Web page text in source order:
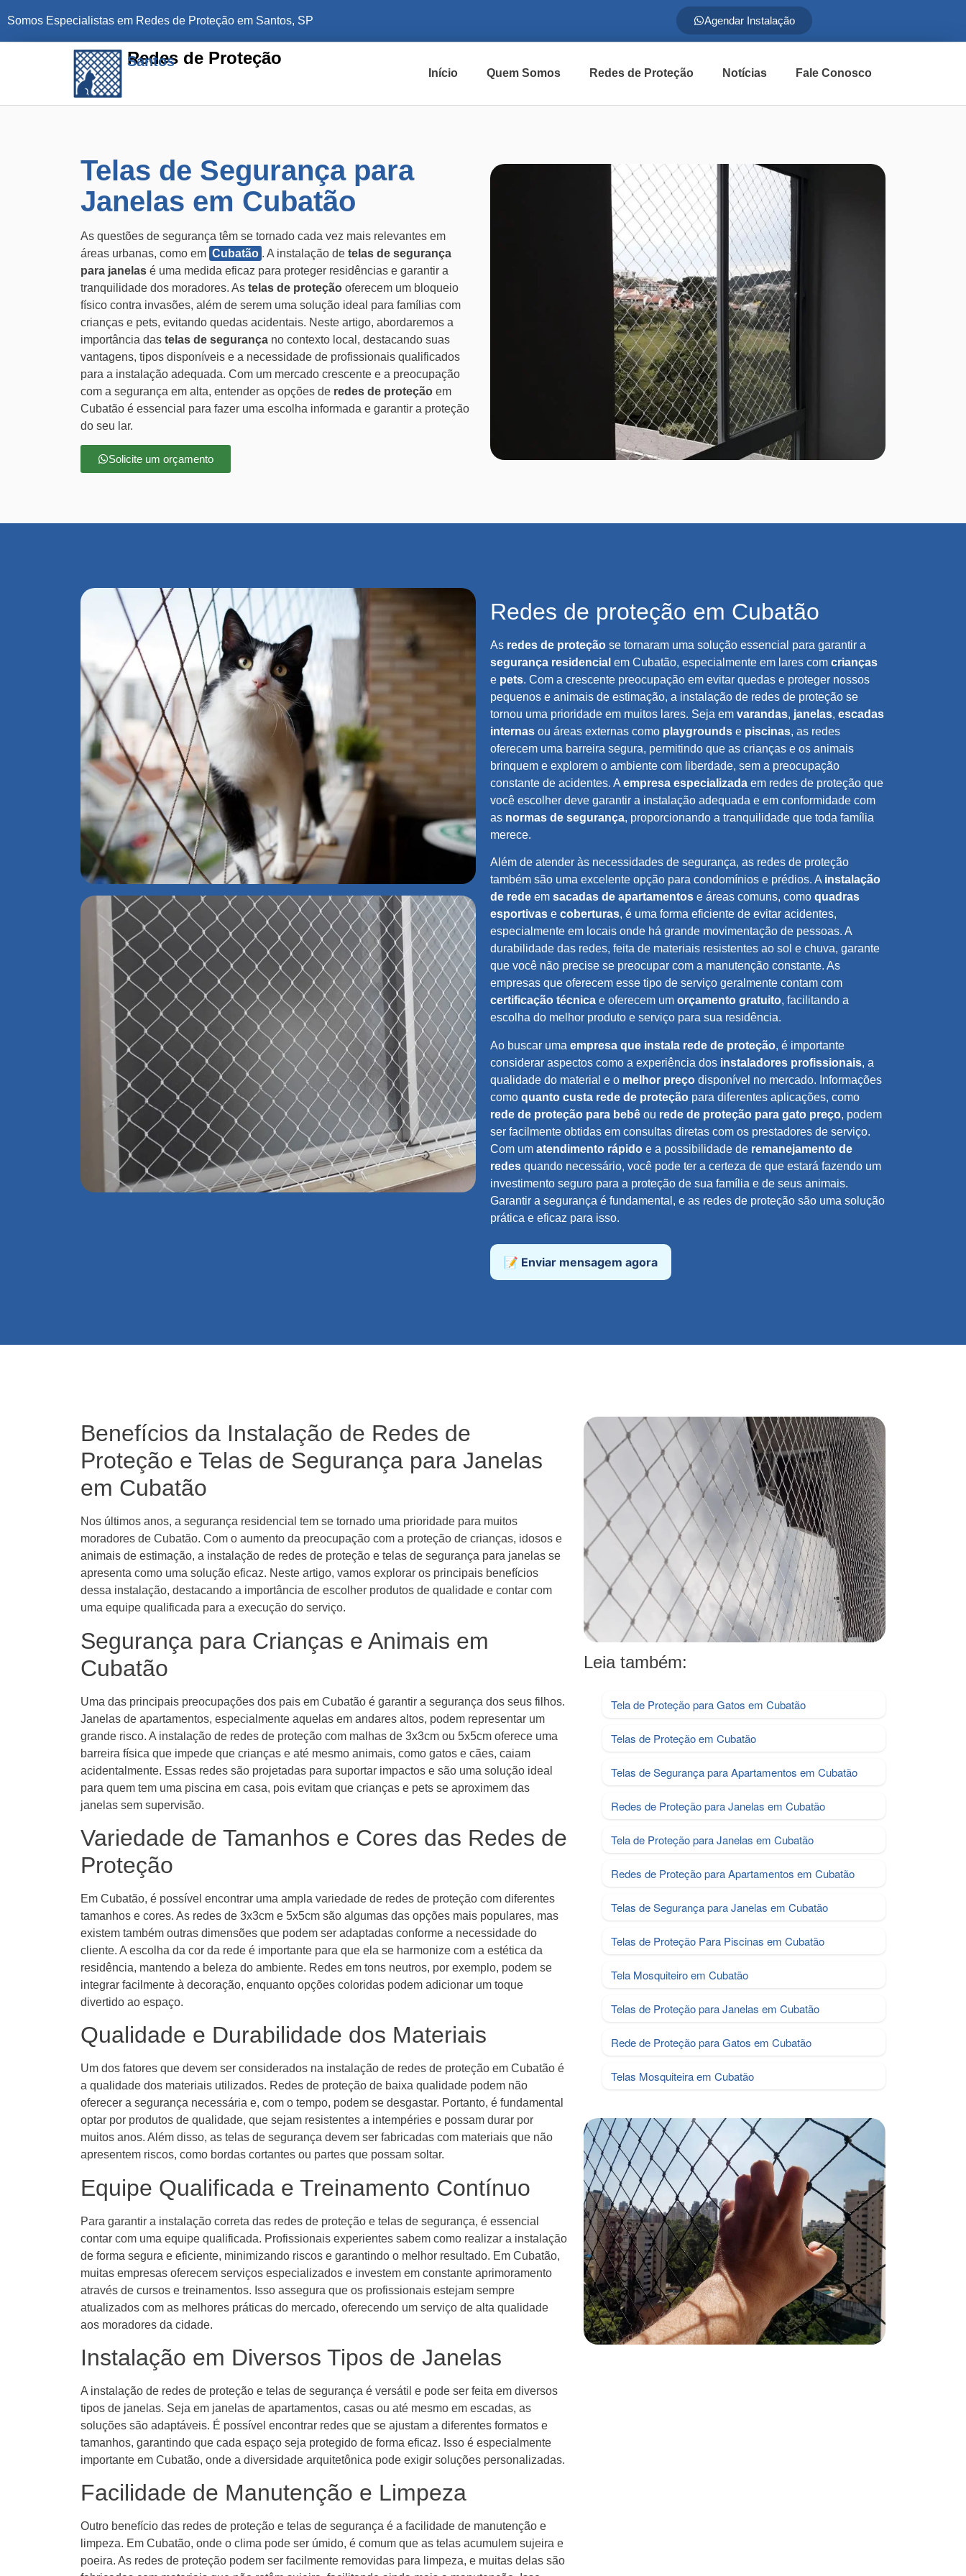
Somos Especialistas em Redes de Proteção em Santos, SP Agendar Instalação
Redes de Proteção
Santos
Início Quem Somos Redes de Proteção Notícias Fale Conosco
Telas de Segurança para
Janelas em Cubatão
As questões de segurança têm se tornado cada vez mais relevantes em
áreas urbanas, como em Cubatão . A instalação de telas de segurança
para janelas é uma medida eficaz para proteger residências e garantir a
tranquilidade dos moradores. As telas de proteção oferecem um bloqueio
físico contra invasões, além de serem uma solução ideal para famílias com
crianças e pets, evitando quedas acidentais. Neste artigo, abordaremos a
importância das telas de segurança no contexto local, destacando suas
vantagens, tipos disponíveis e a necessidade de profissionais qualificados
para a instalação adequada. Com um mercado crescente e a preocupação
com a segurança em alta, entender as opções de redes de proteção em
Cubatão é essencial para fazer uma escolha informada e garantir a proteção
do seu lar.
Solicite um orçamento
Redes de proteção em Cubatão
As redes de proteção se tornaram uma solução essencial para garantir a
segurança residencial em Cubatão, especialmente em lares com crianças
e pets. Com a crescente preocupação em evitar quedas e proteger nossos
pequenos e animais de estimação, a instalação de redes de proteção se
tornou uma prioridade em muitos lares. Seja em varandas, janelas, escadas
internas ou áreas externas como playgrounds e piscinas, as redes
oferecem uma barreira segura, permitindo que as crianças e os animais
brinquem e explorem o ambiente com liberdade, sem a preocupação
constante de acidentes. A empresa especializada em redes de proteção que
você escolher deve garantir a instalação adequada e em conformidade com
as normas de segurança, proporcionando a tranquilidade que toda família
merece.
Além de atender às necessidades de segurança, as redes de proteção
também são uma excelente opção para condomínios e prédios. A instalação
de rede em sacadas de apartamentos e áreas comuns, como quadras
esportivas e coberturas, é uma forma eficiente de evitar acidentes,
especialmente em locais onde há grande movimentação de pessoas. A
durabilidade das redes, feita de materiais resistentes ao sol e chuva, garante
que você não precise se preocupar com a manutenção constante. As
empresas que oferecem esse tipo de serviço geralmente contam com
certificação técnica e oferecem um orçamento gratuito, facilitando a
escolha do melhor produto e serviço para sua residência.
Ao buscar uma empresa que instala rede de proteção, é importante
considerar aspectos como a experiência dos instaladores profissionais, a
qualidade do material e o melhor preço disponível no mercado. Informações
como quanto custa rede de proteção para diferentes aplicações, como
rede de proteção para bebê ou rede de proteção para gato preço, podem
ser facilmente obtidas em consultas diretas com os prestadores de serviço.
Com um atendimento rápido e a possibilidade de remanejamento de
redes quando necessário, você pode ter a certeza de que estará fazendo um
investimento seguro para a proteção de sua família e de seus animais.
Garantir a segurança é fundamental, e as redes de proteção são uma solução
prática e eficaz para isso.
📝 Enviar mensagem agora
Benefícios da Instalação de Redes de
Proteção e Telas de Segurança para Janelas
em Cubatão
Nos últimos anos, a segurança residencial tem se tornado uma prioridade para muitos
moradores de Cubatão. Com o aumento da preocupação com a proteção de crianças, idosos e
animais de estimação, a instalação de redes de proteção e telas de segurança para janelas se
apresenta como uma solução eficaz. Neste artigo, vamos explorar os principais benefícios
dessa instalação, destacando a importância de escolher produtos de qualidade e contar com
uma equipe qualificada para a execução do serviço.
Segurança para Crianças e Animais em
Cubatão
Uma das principais preocupações dos pais em Cubatão é garantir a segurança dos seus filhos.
Janelas de apartamentos, especialmente aquelas em andares altos, podem representar um
grande risco. A instalação de redes de proteção com malhas de 3x3cm ou 5x5cm oferece uma
barreira física que impede que crianças e até mesmo animais, como gatos e cães, caiam
acidentalmente. Essas redes são projetadas para suportar impactos e são uma solução ideal
para quem tem uma piscina em casa, pois evitam que crianças e pets se aproximem das
janelas sem supervisão.
Variedade de Tamanhos e Cores das Redes de
Proteção
Em Cubatão, é possível encontrar uma ampla variedade de redes de proteção com diferentes
tamanhos e cores. As redes de 3x3cm e 5x5cm são algumas das opções mais populares, mas
existem também outras dimensões que podem ser adaptadas conforme a necessidade do
cliente. A escolha da cor da rede é importante para que ela se harmonize com a estética da
residência, mantendo a beleza do ambiente. Redes em tons neutros, por exemplo, podem se
integrar facilmente à decoração, enquanto opções coloridas podem adicionar um toque
divertido ao espaço.
Qualidade e Durabilidade dos Materiais
Um dos fatores que devem ser considerados na instalação de redes de proteção em Cubatão é
a qualidade dos materiais utilizados. Redes de proteção de baixa qualidade podem não
oferecer a segurança necessária e, com o tempo, podem se desgastar. Portanto, é fundamental
optar por produtos de qualidade, que sejam resistentes a intempéries e possam durar por
muitos anos. Além disso, as telas de segurança devem ser fabricadas com materiais que não
apresentem riscos, como bordas cortantes ou partes que possam soltar.
Equipe Qualificada e Treinamento Contínuo
Para garantir a instalação correta das redes de proteção e telas de segurança, é essencial
contar com uma equipe qualificada. Profissionais experientes sabem como realizar a instalação
de forma segura e eficiente, minimizando riscos e garantindo o melhor resultado. Em Cubatão,
muitas empresas oferecem serviços especializados e investem em constante aprimoramento
através de cursos e treinamentos. Isso assegura que os profissionais estejam sempre
atualizados com as melhores práticas do mercado, oferecendo um serviço de alta qualidade
aos moradores da cidade.
Instalação em Diversos Tipos de Janelas
A instalação de redes de proteção e telas de segurança é versátil e pode ser feita em diversos
tipos de janelas. Seja em janelas de apartamentos, casas ou até mesmo em escadas, as
soluções são adaptáveis. É possível encontrar redes que se ajustam a diferentes formatos e
tamanhos, garantindo que cada espaço seja protegido de forma eficaz. Isso é especialmente
importante em Cubatão, onde a diversidade arquitetônica pode exigir soluções personalizadas.
Facilidade de Manutenção e Limpeza
Outro benefício das redes de proteção e telas de segurança é a facilidade de manutenção e
limpeza. Em Cubatão, onde o clima pode ser úmido, é comum que as telas acumulem sujeira e
poeira. As redes de proteção podem ser facilmente removidas para limpeza, e muitas delas são
Leia também:
Tela de Proteção para Gatos em Cubatão
Telas de Proteção em Cubatão
Telas de Segurança para Apartamentos em Cubatão
Redes de Proteção para Janelas em Cubatão
Tela de Proteção para Janelas em Cubatão
Redes de Proteção para Apartamentos em Cubatão
Telas de Segurança para Janelas em Cubatão
Telas de Proteção Para Piscinas em Cubatão
Tela Mosquiteiro em Cubatão
Telas de Proteção para Janelas em Cubatão
Rede de Proteção para Gatos em Cubatão
Telas Mosquiteira em Cubatão